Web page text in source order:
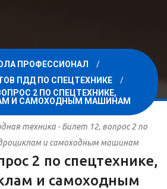
ПРОФЕССИОНАЛ
ПДД ПО СПЕЦТЕХНИКЕ
2 ПО СПЕЦТЕХНИКЕ,
И САМОХОДНЫМ МАШИНАМ
техника - Билет 12, вопрос 2 по
и самоходным машинам
2 по спецтехнике,
и самоходным